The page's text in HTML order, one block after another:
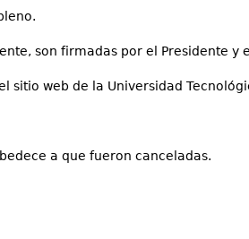
son firmadas por el Presidente y
sitio web de la Universidad
a que fueron canceladas.